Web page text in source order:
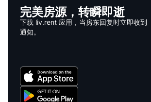
完美房源，转瞬即逝
下载 liv.rent 应用，当房东回复时立即收到
通知。